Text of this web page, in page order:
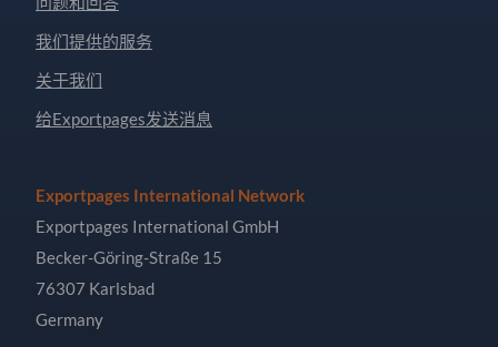
我们提供的服务
关于我们
给Exportpages发送消息
Exportpages International Network
Exportpages International GmbH
Becker-Göring-Straße 15
76307 Karlsbad
Germany